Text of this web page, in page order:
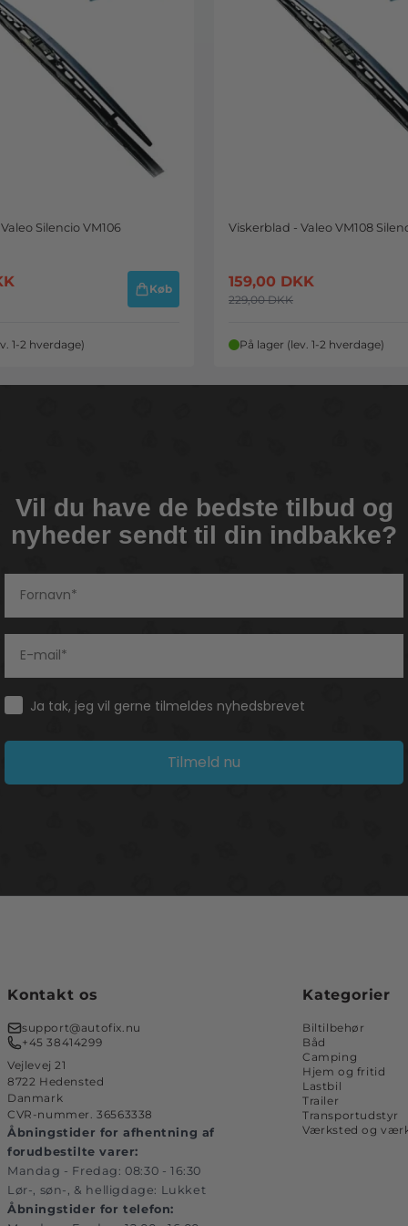
Silencio VM106
Køb
1-2 hverdage)
Viskerblad - Valeo VM108
159,00 DKK
229,00DKK
På lager (lev. 1-2 hverdage)
Vil du have de bedste tilbud og
nyheder sendt til din indbakke?
Consent
Ja tak, jeg vil gerne tilmeldes nyhedsbrevet
Tilmeld nu
Kontakt os
support@autofix.nu
+45 38414299
Vejlevej 21
8722 Hedensted
Danmark
CVR-nummer. 36563338
Åbningstider for afhentning af
forudbestilte varer:
Mandag - Fredag: 08:30 - 16:30
Lør-, søn-, & helligdage: Lukket
Åbningstider for telefon:
Kategorier
Biltilbehør
Båd
Camping
Hjem og fritid
Lastbil
Trailer
Transportudstyr
Værksted og